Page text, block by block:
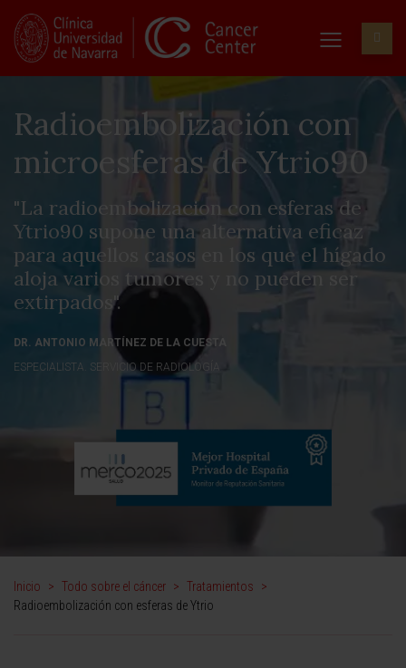
Radioembolización con
microesferas de Ytrio90
"La radioembolizacion con esferas de
Ytrio90 supone una alternativa eficaz
para aquellos casos en los que el hígado
aloja varios tumores y no pueden ser
extirpados".
DR. ANTONIO MARTÍNEZ DE LA CUESTA
ESPECIALISTA. SERVICIO DE RADIOLOGÍA
Inicio > Todo sobre el cáncer > Tratamientos
>
Radioembolización con esferas de Ytrio